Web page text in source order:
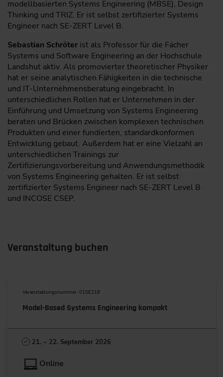
modellbasierten Systems Engineering (MBSE), Design
Thinking und TRIZ. Er ist selbst zertifizierter Systems
Engineer nach SE-ZERT Level B.
Sebastian Schröter ist als Professor für die Fächer
Systems und Software Engineering an der Hochschule
Landshut aktiv. Als promovierter theoretischer Physiker
hat er seine analytischen Fähigkeiten in die technische
und IT-Unternehmensberatung eingebracht. In
unterschiedlichen Rollen hat er Unternehmen in der
Einführung und Umsetzung von Systems Engineering
beraten und Brücken zwischen komplexen technischen
Produkten und einer fundierten, standardkonformen
Entwicklung gebaut. Außerdem hat er eine Vielzahl an
unterschiedlichen Trainings zur
Zertifizierungsvorbereitung und Anwendungsmethodik
von Systems Engineering gehalten. Er ist selbst
zertifizierter Systems Engineer nach SE-ZERT Level B
und INCOSE CSEP.
Veranstaltung buchen
Veranstaltungsnummer: 01SE218
Model-Based Systems Engineering kompakt
21. – 22. September 2026
Online